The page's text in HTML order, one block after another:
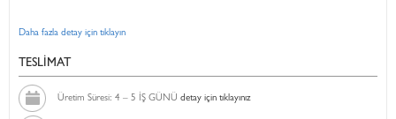
Daha fazla detay için tıklayın
TESLİMAT
Üretim Süresi: 4 – 5 İŞ GÜNÜ detay için tıklayınız